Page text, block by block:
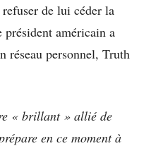
de lui céder la
président américain a
réseau personnel, Truth
« brillant » allié de
en ce moment à